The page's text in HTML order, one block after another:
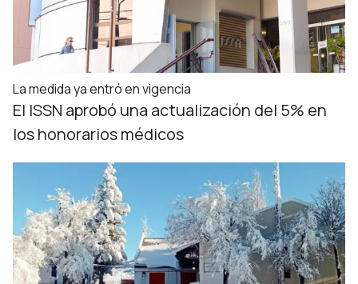
La medida ya entró en vigencia
El ISSN aprobó una actualización del 5% en
los honorarios médicos